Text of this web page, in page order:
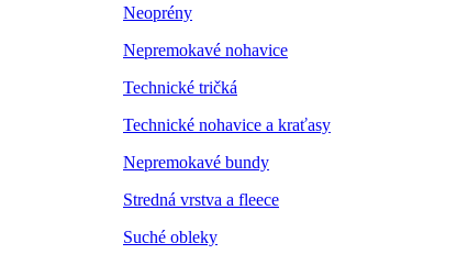
Neoprény
Nepremokavé nohavice
Technické tričká
Technické nohavice a kraťasy
Nepremokavé bundy
Stredná vrstva a fleece
Suché obleky